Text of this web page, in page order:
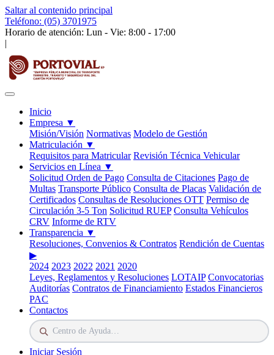
Saltar al contenido principal
Teléfono: (05) 3701975
Horario de atención: Lun - Vie: 8:00 - 17:00
|
Inicio
Empresa ▼
Misión/Visión Normativas Modelo de Gestión
Matriculación ▼
Requisitos para Matricular Revisión Técnica Vehicular
Servicios en Línea ▼
Solicitud Orden de Pago Consulta de Citaciones Pago de
Multas Transporte Público Consulta de Placas Validación de
Certificados Consultas de Resoluciones OTT Permiso de
Circulación 3-5 Ton Solicitud RUEP Consulta Vehículos
CRV Informe de RTV
Transparencia ▼
Resoluciones, Convenios & Contratos Rendición de Cuentas
▶
2024 2023 2022 2021 2020
Leyes, Reglamentos y Resoluciones LOTAIP Convocatorias
Auditorías Contratos de Financiamiento Estados Financieros
PAC
Contactos
Iniciar Sesión